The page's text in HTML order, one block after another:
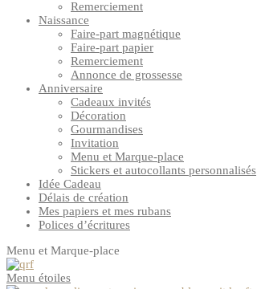
Remerciement
Naissance
Faire-part magnétique
Faire-part papier
Remerciement
Annonce de grossesse
Anniversaire
Cadeaux invités
Décoration
Gourmandises
Invitation
Menu et Marque-place
Stickers et autocollants personnalisés
Idée Cadeau
Délais de création
Mes papiers et mes rubans
Polices d’écritures
Menu et Marque-place
Menu étoiles